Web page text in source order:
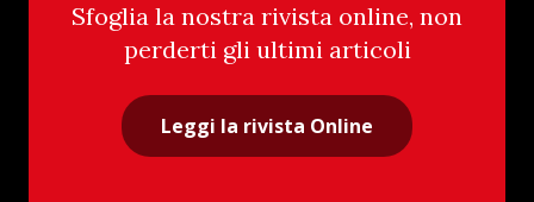
Sfoglia la nostra rivista online, non
perderti gli ultimi articoli
Leggi la rivista Online